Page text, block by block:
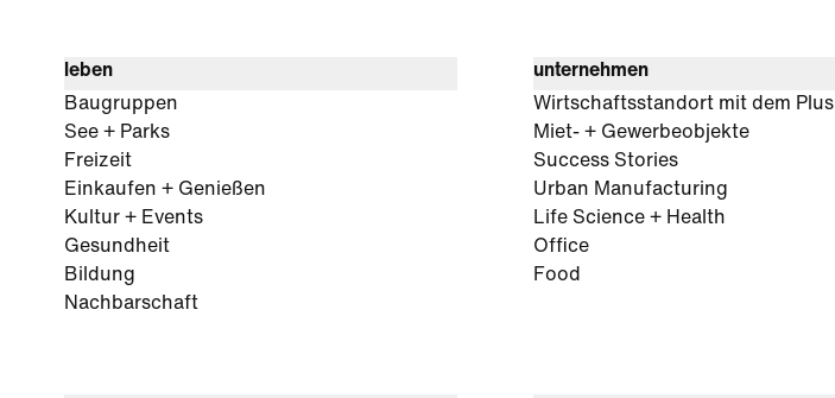
leben
Baugruppen
See + Parks
Freizeit
Einkaufen + Genießen
Kultur + Events
Gesundheit
Bildung
Nachbarschaft
unternehmen
Wirtschaftsstandort mit dem Plus
Miet- + Gewerbeobjekte
Success Stories
Urban Manufacturing
Life Science + Health
Office
Food